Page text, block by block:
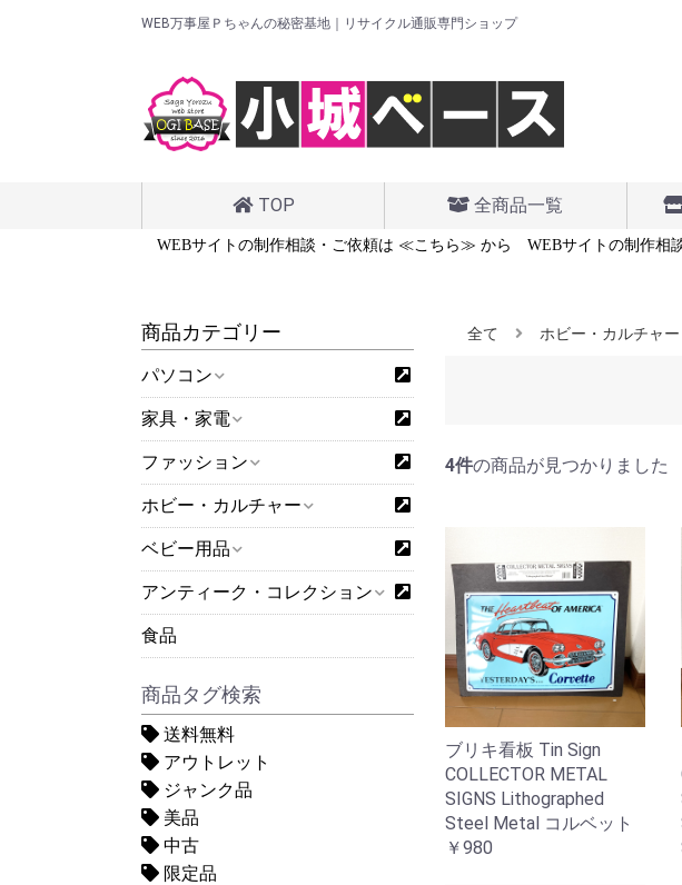
WEB万事屋Ｐちゃんの秘密基地｜リサイクル通販専門ショップ
TOP 全商品一覧
WEBサイトの制作相談・ご依頼は ≪こちら≫ から WEBサイトの制作相
商品カテゴリー
パソコン
家具・家電
ファッション
ホビー・カルチャー
ベビー用品
アンティーク・コレクション
食品
商品タグ検索
送料無料
アウトレット
ジャンク品
美品
中古
限定品
全て ホビー・カルチャー
4件の商品が見つかりました
ブリキ看板 Tin Sign
COLLECTOR METAL
SIGNS Lithographed
Steel Metal コルベット
￥980